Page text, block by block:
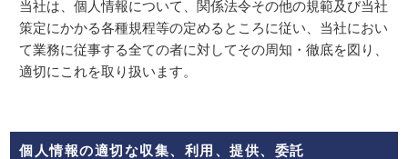
当社は、個人情報について、関係法令その他の規範及び当社
策定にかかる各種規程等の定めるところに従い、当社におい
て業務に従事する全ての者に対してその周知・徹底を図り、
適切にこれを取り扱います。
個人情報の適切な収集、利用、提供、委託